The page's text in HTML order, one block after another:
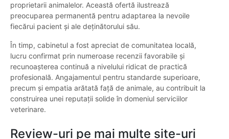
proprietarii animalelor. Această ofertă ilustrează
preocuparea permanentă pentru adaptarea la nevoile
fiecărui pacient și ale deținătorului său.
În timp, cabinetul a fost apreciat de comunitatea locală,
lucru confirmat prin numeroase recenzii favorabile și
recunoașterea continuă a nivelului ridicat de practică
profesională. Angajamentul pentru standarde superioare,
precum și empatia arătată față de animale, au contribuit la
construirea unei reputații solide în domeniul serviciilor
veterinare.
Review-uri pe mai multe site-uri